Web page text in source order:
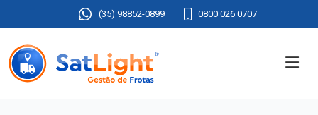
(35) 98852-0899 0800 026 0707